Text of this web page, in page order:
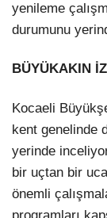
yenileme
durumunu
BÜYÜKAKIN
Kocaeli
kent genelinde
yerinde
bir uçtan bir
önemli
programları